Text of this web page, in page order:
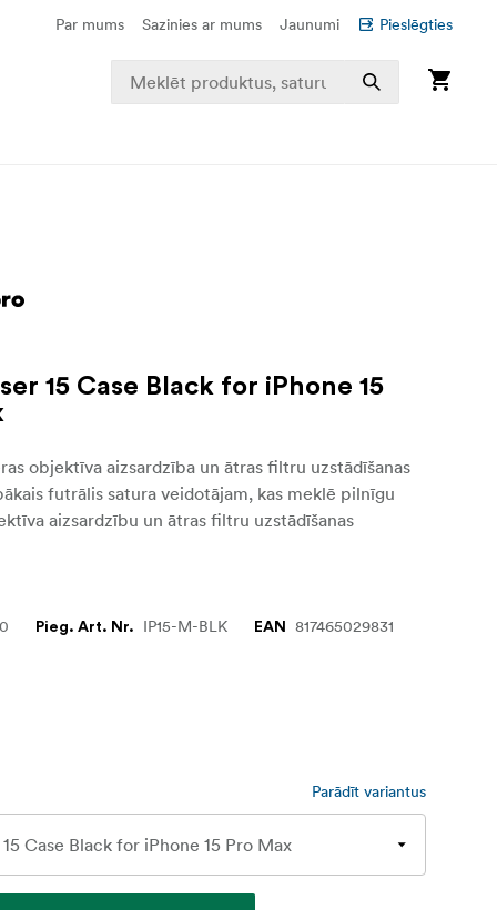
Par mums Sazinies ar mums Jaunumi Pieslēgties
15 Case Black for iPhone 15
objektīva aizsardzība un ātras filtru uzstādīšanas
futrālis satura veidotājam, kas meklē pilnīgu
aizsardzību un ātras filtru uzstādīšanas
Pieg. Art. Nr. IP15-M-BLK EAN 817465029831
Parādīt variantus